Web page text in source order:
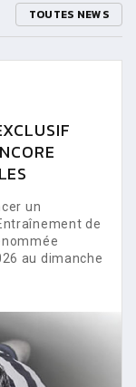
TOUTES NEWS
un
de
au dimanche